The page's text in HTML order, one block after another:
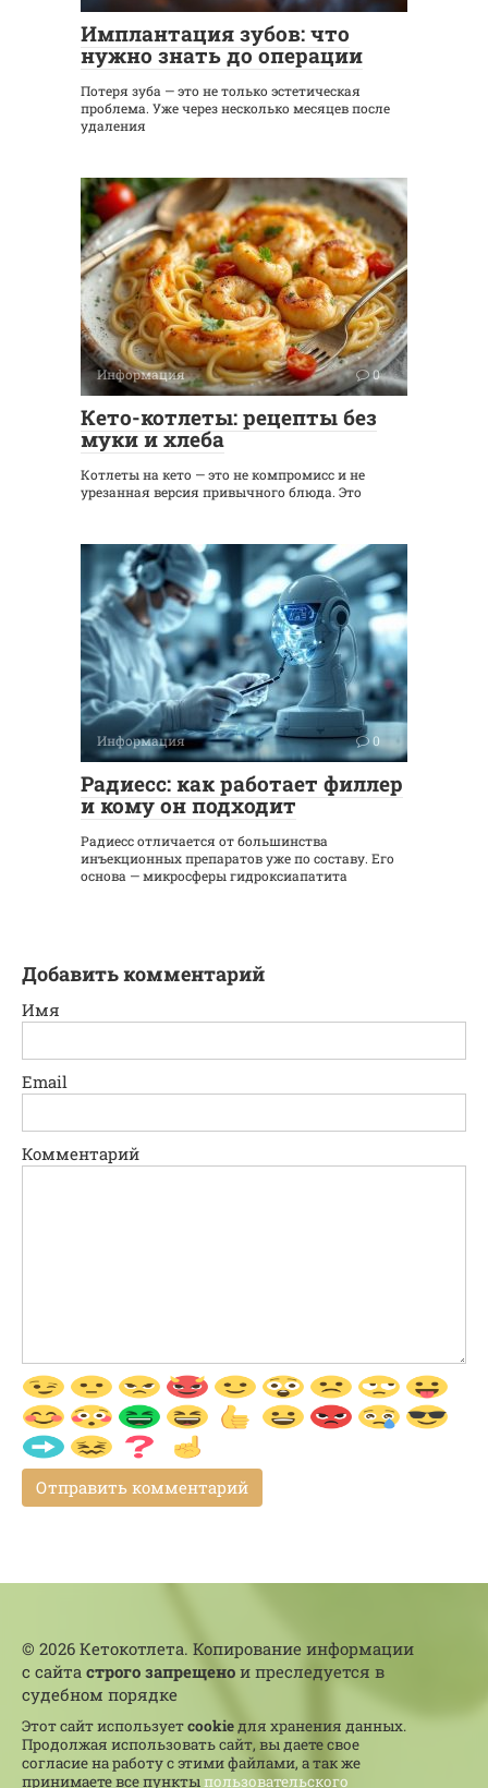
Имплантация зубов: что
нужно знать до операции
Потеря зуба — это не только эстетическая
проблема. Уже через несколько месяцев после
удаления
Информация 0
Кето-котлеты: рецепты без
муки и хлеба
Котлеты на кето — это не компромисс и не
урезанная версия привычного блюда. Это
Информация 0
Радиесс: как работает филлер
и кому он подходит
Радиесс отличается от большинства
инъекционных препаратов уже по составу. Его
основа — микросферы гидроксиапатита
Добавить комментарий
Имя
Email
Комментарий
© 2026 Кетокотлета. Копирование информации
с сайта строго запрещено и преследуется в
судебном порядке
Этот сайт используетcookieдля хранения данных.
Продолжая использовать сайт, вы даете свое
согласие на работу с этими файлами, а так же
принимаете все пунктыпользовательского